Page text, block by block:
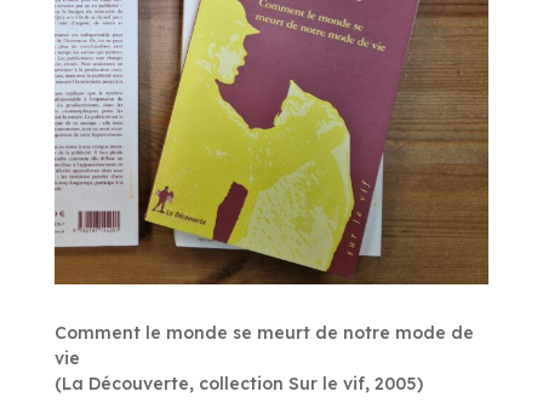
Comment le monde se meurt de notre mode de
vie
(La Découverte, collection Sur le vif, 2005)